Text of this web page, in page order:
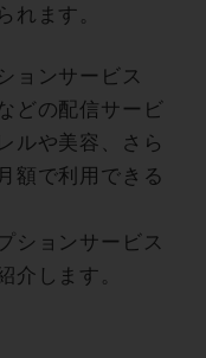
れます。
ョンサービス
どの配信サービ
ルや美容、さら
額で利用できる
ションサービス
介します。